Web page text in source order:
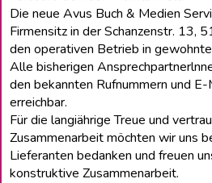
Die neue Avus Buch & Medien
Firmensitz in der Schanzenstr. 13,
den operativen Betrieb in
Alle bisherigen
den bekannten Rufnummern und
erreichbar.
Für die langiährige Treue und
Zusammenarbeit möchten wir uns
Lieferanten bedanken und freuen
konstruktive Zusammenarbeit.